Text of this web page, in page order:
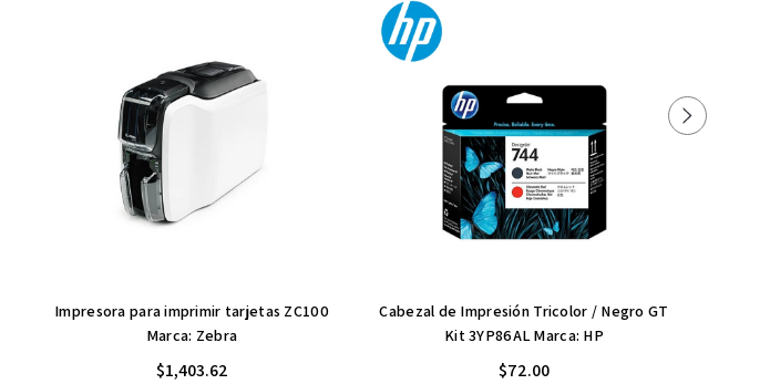
Impresora para imprimir tarjetas ZC100
Marca: Zebra
$1,403.62
Cabezal de Impresión Tricolor / Negro GT
Kit 3YP86AL Marca: HP
$72.00